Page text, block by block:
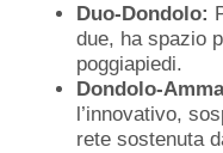
Duo-Dondolo:
due, ha spazio
poggiapiedi.
Dondolo-
l’innovativo,
rete sostenuta